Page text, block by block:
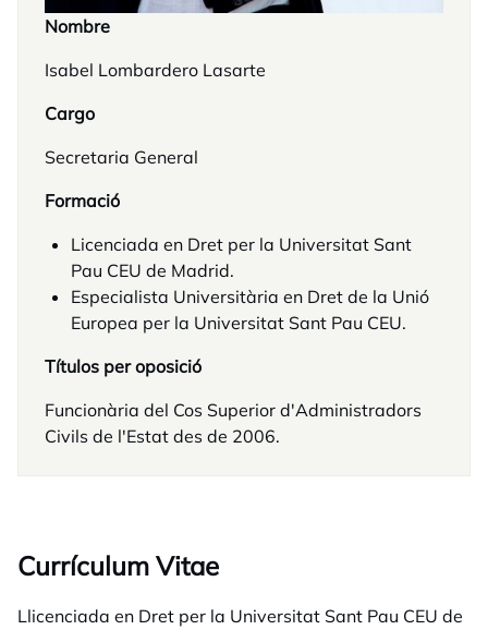
Nombre
Isabel Lombardero Lasarte
Cargo
Secretaria General
Formació
Licenciada en Dret per la Universitat Sant
Pau CEU de Madrid.
Especialista Universitària en Dret de la Unió
Europea per la Universitat Sant Pau CEU.
Títulos per oposició
Funcionària del Cos Superior d'Administradors
Civils de l'Estat des de 2006.
Currículum Vitae
Llicenciada en Dret per la Universitat Sant Pau CEU de